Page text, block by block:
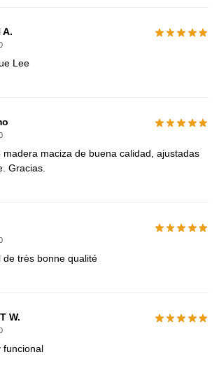
A.
Lee
madera maciza de buena calidad, ajustadas
Gracias.
de très bonne qualité
W.
funcional